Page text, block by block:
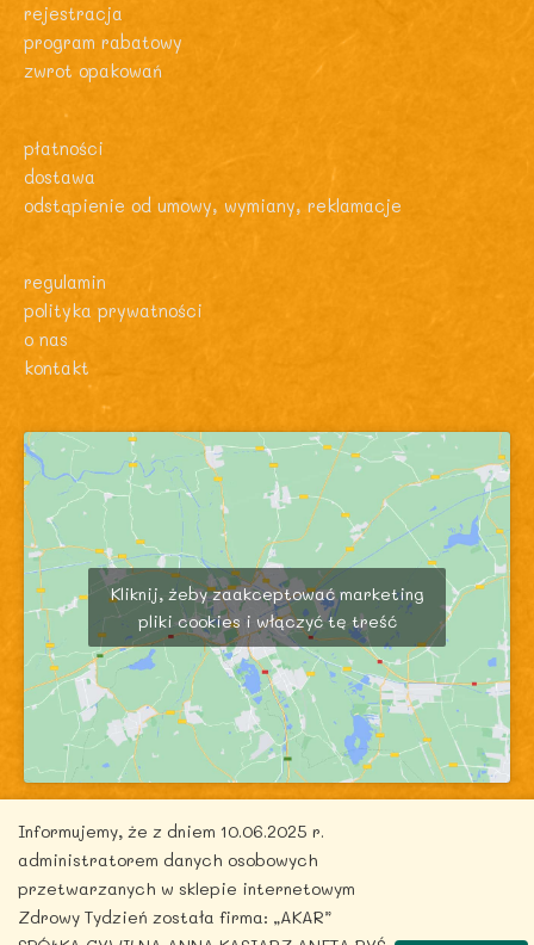
rejestracja
program rabatowy
zwrot opakowań
płatności
dostawa
odstąpienie od umowy, wymiany, reklamacje
regulamin
polityka prywatności
o nas
kontakt
Kliknij, żeby zaakceptować marketing
pliki cookies i włączyć tę treść
Copyright © 2026 zdrowytydzien.pl | Powered by
Informujemy, że z dniem 10.06.2025 r.
administratorem danych osobowych
przetwarzanych w sklepie internetowym
Zdrowy Tydzień została firma: „AKAR”